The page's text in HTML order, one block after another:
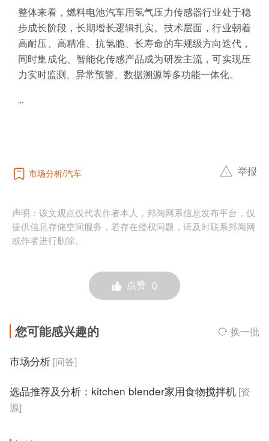
整体来看，燃料电池汽车用氢气压力传感器行业处于稳
步成长阶段，长期增长逻辑扎实。技术层面，行业朝着
高耐压、高精准、抗氢脆、长寿命的车规级方向迭代，
同时集成化、智能化传感产品成为研发主流，可实现压
力实时监测、异常预警、数据溯源等多功能一体化。
...
市场分析 汽车 举报
声明：该文观点仅代表作者本人，邦阅网系信息发布平台，仅
提供信息存储空间服务，若存在侵权问题，请及时联系邦阅网
或作者进行删除。
点赞 0
您可能感兴趣的 换一批
市场分析 [问答]
选品推荐及分析：kitchen blender家用食物搅拌机 [资
源]